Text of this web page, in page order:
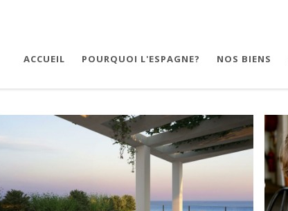
ACCUEIL POURQUOI L'ESPAGNE? NOS BIENS